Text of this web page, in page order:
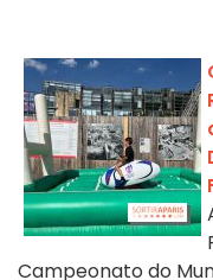
Campeonato do